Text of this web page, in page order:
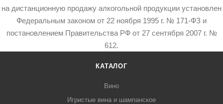
на дистанционную продажу алкогольной продукции установлен
Федеральным законом от 22 ноября 1995 г. № 171-ФЗ и
постановлением Правительства РФ от 27 сентября 2007 г. №
612.
КАТАЛОГ
Вино
Игристые вина и шампанское